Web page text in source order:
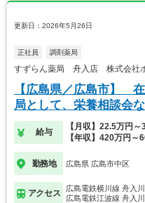
更新日：2026年5月26日
正社員 調剤薬局
すずらん薬局 舟入店 株式会社
【広島県／広島市】
局として、栄養相談会
給与
【月収】22.5万円
【年収】420万円～
勤務地 広島県 広島市中区
アクセス
広島電鉄横川線 舟入
広島電鉄江波線 舟入